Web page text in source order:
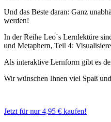
Und das Beste daran: Ganz
werden!
In der Reihe Leo´s Lernlektüre
und Metaphern, Teil 4:
Als interaktive Lernform gibt es
Wir wünschen Ihnen viel Spaß
Jetzt für nur 4,95 € kaufen!